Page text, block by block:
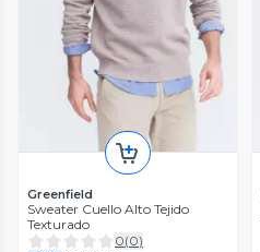
Greenfield
Sweater Cuello Alto Tejido
Texturado
0(0)